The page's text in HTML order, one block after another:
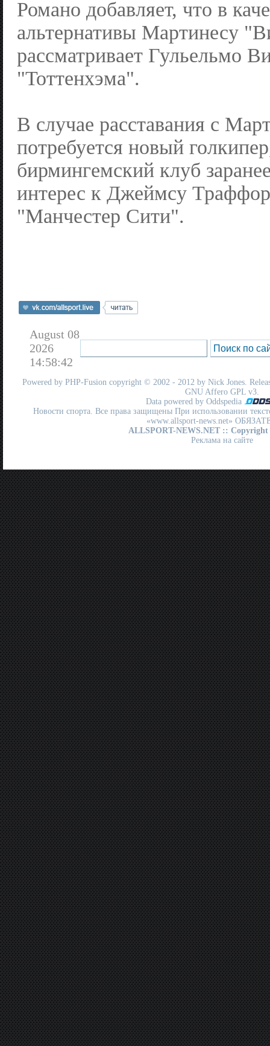
Романо добавляет, что в
альтернативы Мартинесу
рассматривает Гульельмо
"Тоттенхэма".
В случае расставания с
потребуется новый
бирмингемский клуб
интерес к Джеймсу
"Манчестер Сити".
August 08
2026
14:58:42
Powered by PHP-Fusion copyright © 2002 - 2012 by Nick Jones.
GNU Affero GPL v3.
Data powered by Oddspedia
Новости спорта. Все права защищены При использовании
«www.allsport-news.net»
ALLSPORT-NEWS.NET :: Copyright
Реклама на сайте